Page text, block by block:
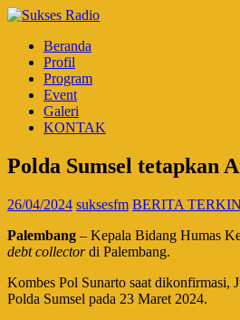
Beranda
Profil
Program
Event
Galeri
KONTAK
Polda Sumsel tetapkan
26/04/2024 suksesfm BERITA
Palembang – Kepala Bidang Humas
debt collectordi Palembang.
Kombes Pol Sunarto saat dikonfirmasi,
Polda Sumsel pada 23 Maret 2024.